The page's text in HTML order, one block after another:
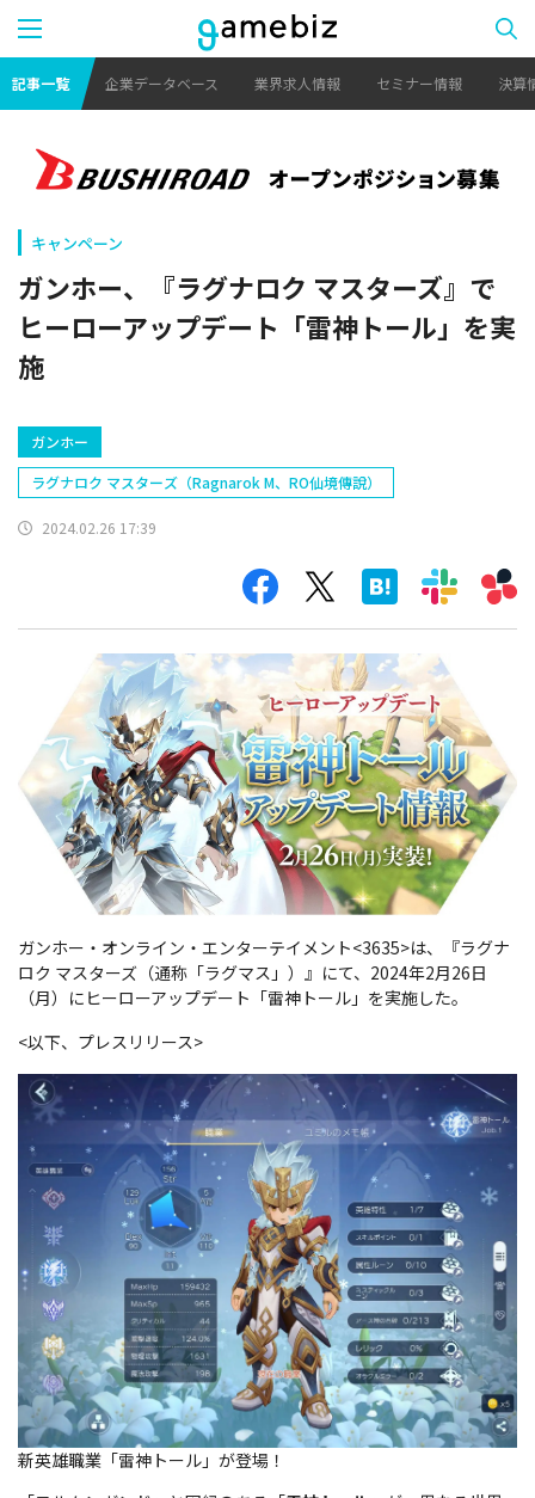
記事一覧 企業データベース 業界求人情報 セミナー情報 決算
キャンペーン
ガンホー、『ラグナロク マスターズ』で
ヒーローアップデート「雷神トール」を実
施
ガンホー
ラグナロク マスターズ（Ragnarok M、RO仙境傳說）
2024.02.26 17:39
ガンホー・オンライン・エンターテイメント<3635>は、『ラグナ
ロク マスターズ（通称「ラグマス」）』にて、2024年2月26日
（月）にヒーローアップデート「雷神トール」を実施した。
<以下、プレスリリース>
新英雄職業「雷神トール」が登場！